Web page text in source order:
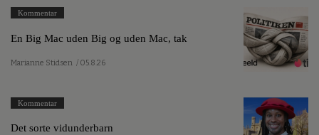
Kommentar
En Big Mac uden Big og uden Mac, tak
Marianne Stidsen / 05.8.26
Kommentar
Det sorte vidunderbarn